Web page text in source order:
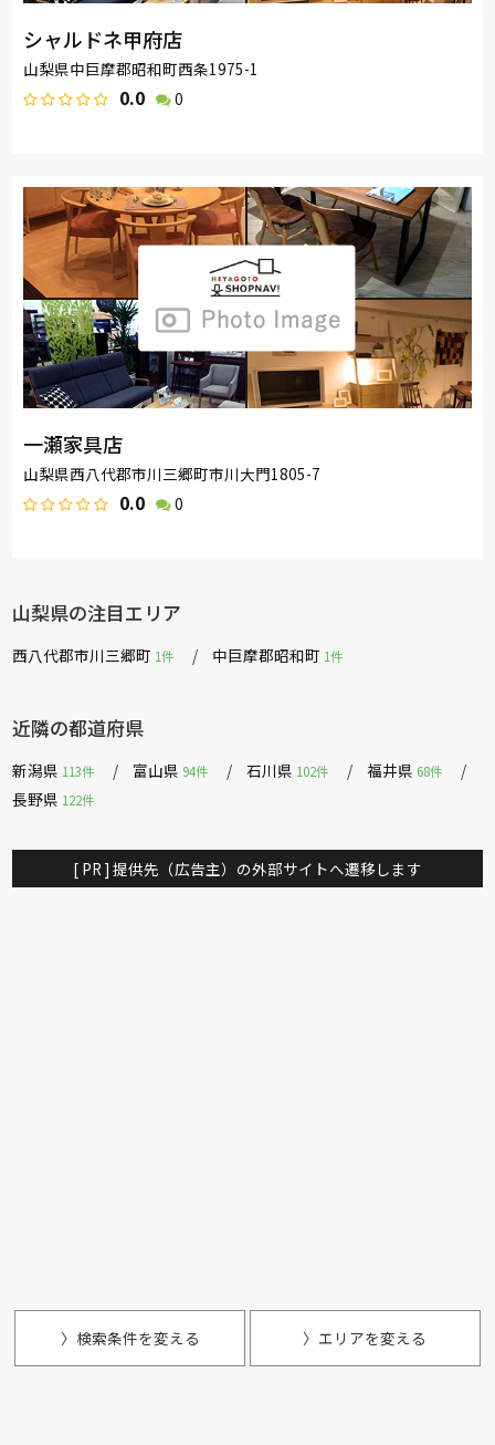
シャルドネ甲府店
山梨県中巨摩郡昭和町西条1975-1
0.0 0
一瀬家具店
山梨県西八代郡市川三郷町市川大門1805-7
0.0 0
山梨県の注目エリア
西八代郡市川三郷町 1件 中巨摩郡昭和町 1件
近隣の都道府県
新潟県 113件 富山県 94件 石川県 102件 福井県 68件
長野県 122件
[ PR ] 提供先（広告主）の外部サイトへ遷移します
〉検索条件を変える 〉エリアを変える